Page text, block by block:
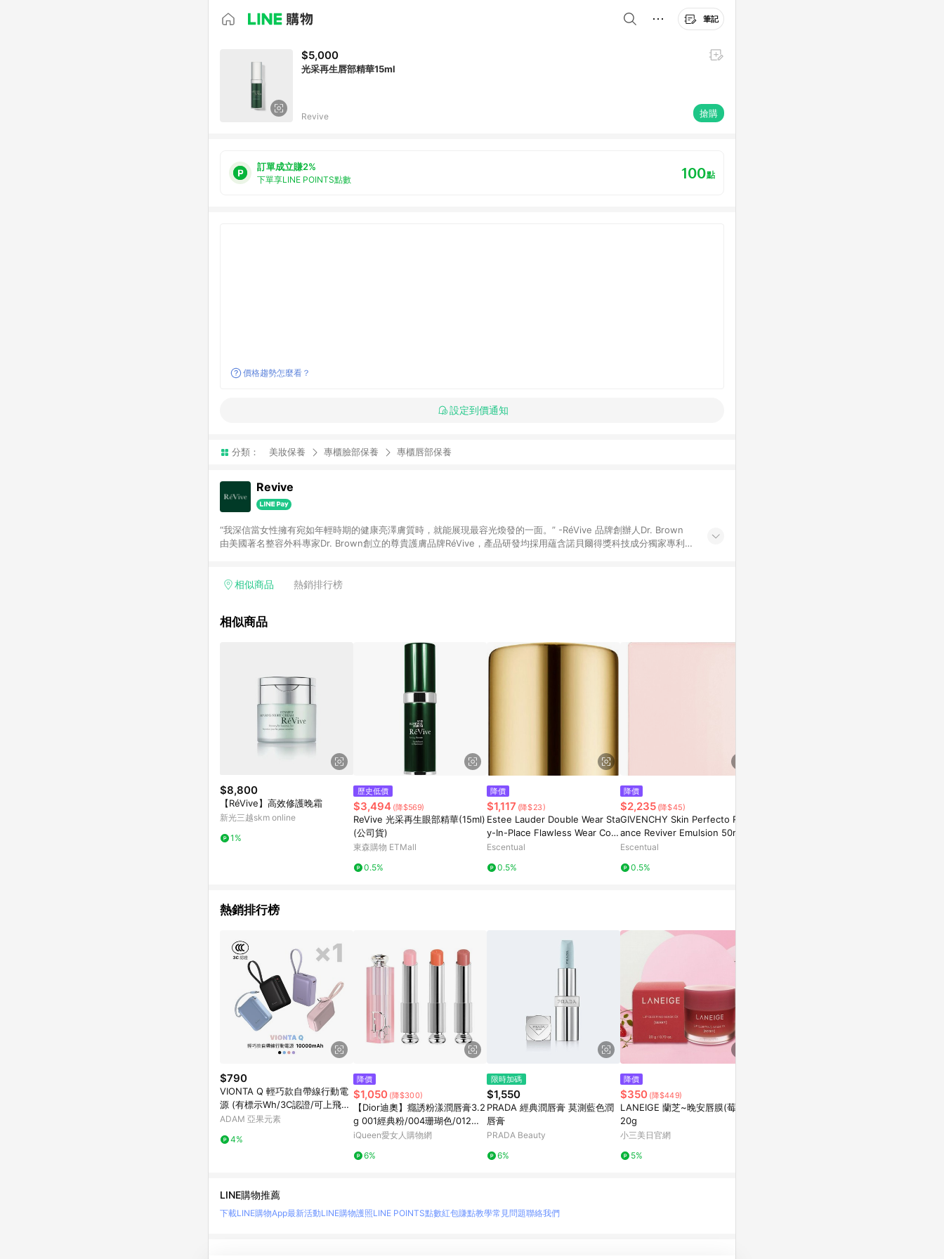
筆記
$5,000
光采再生唇部精華15ml
Revive 搶購
訂單成立賺2%
下單享LINE POINTS點數 100點
價格趨勢怎麼看？
設定到價通知
分類： 美妝保養 專櫃臉部保養 專櫃唇部保養
Revive
“我深信當女性擁有宛如年輕時期的健康亮澤膚質時，就能展現最容光煥發的一面。” -RéVive 品牌創辦人Dr. Brown
由美國著名整容外科專家Dr. Brown創立的尊貴護膚品牌RéVive，產品研發均採用蘊含諾貝爾得獎科技成分獨家專利抗
相似商品 熱銷排行榜
相似商品
$8,800
【RéVive】高效修護晚霜
新光三越skm online
1%
歷史低價
$3,494 (降$569)
ReVive 光采再生眼部精華(15ml)
(公司貨)
東森購物 ETMall
0.5%
降價
$1,117 (降$23)
Estee Lauder Double Wear Sta
y-In-Place Flawless Wear Con
cealer 7ml 7C - Ultra Deep
Escentual
0.5%
降價
$2,235 (降$45)
GIVENCHY Skin Perfecto Radi
ance Reviver Emulsion 50ml
Escentual
0.5%
熱銷排行榜
$790
VIONTA Q 輕巧款自帶線行動電
源 (有標示Wh/3C認證/可上飛
機)
ADAM 亞果元素
4%
降價
$1,050 (降$300)
【Dior迪奧】癮誘粉漾潤唇膏3.2
g 001經典粉/004珊瑚色/012玫
瑰木
iQueen愛女人購物網
6%
限時加碼
$1,550
PRADA 經典潤唇膏 莫測藍色潤
唇膏
PRADA Beauty
6%
降價
$350 (降$449)
LANEIGE 蘭芝~晚安唇膜(莓果)
20g
小三美日官網
5%
LINE購物推薦
下載LINE購物App最新活動LINE購物護照LINE POINTS點數紅包賺點教學常見問題聯絡我們